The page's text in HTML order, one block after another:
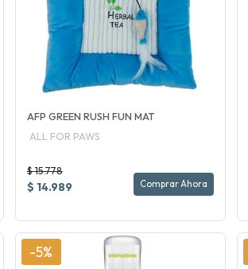
AFP GREEN RUSH FUN MAT
ALL FOR PAWS
$ 15.778
$ 14.989 Comprar Ahora
-5%